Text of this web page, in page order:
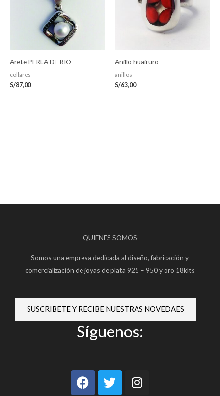
Arete PERLA DE RIO
collares
S/87,00
Anillo huairuro
anillos
S/63,00
QUIENES SOMOS
Somos una empresa dedicada al diseño, fabricación y
comercialización de joyas de plata 925 – 950 y oro 18klts
SUSCRIBETE Y RECIBE NUESTRAS NOVEDAES
Síguenos:
F
a
T
w
I
n